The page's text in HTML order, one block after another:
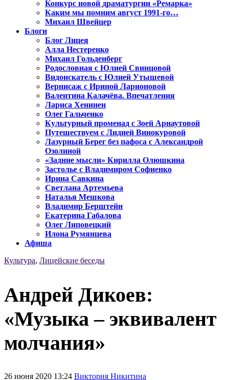
Конкурс новой драматургии «Ремарка»
Каким мы помним август 1991-го…
Михаил Швейцер
Блоги
Блог Лицея
Алла Нестеренко
Михаил Гольденберг
Родословная с Юлией Свинцовой
Видоискатель с Юлией Утышевой
Вернисаж с Ириной Ларионовой
Валентина Калачёва. Впечатления
Лариса Хенинен
Олег Гальченко
Культурный променад с Зоей Арнаутовой
Путешествуем с Лидией Винокуровой
Лазурный Берег без пафоса с Александрой
Озолиной
«Задние мысли» Кирилла Олюшкина
Застолье с Владимиром Софиенко
Ирина Савкина
Светлана Артемьева
Наталья Мешкова
Владимир Берштейн
Екатерина Габалова
Олег Липовецкий
Илона Румянцева
Афиша
Культура, Лицейские беседы
Андрей Дикоев:
«Музыка – эквивалент
молчания»
26 июня 2020 13:24 Виктория Никитина